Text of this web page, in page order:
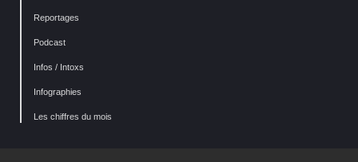
Reportages
Podcast
Infos / Intoxs
Infographies
Les chiffres du mois